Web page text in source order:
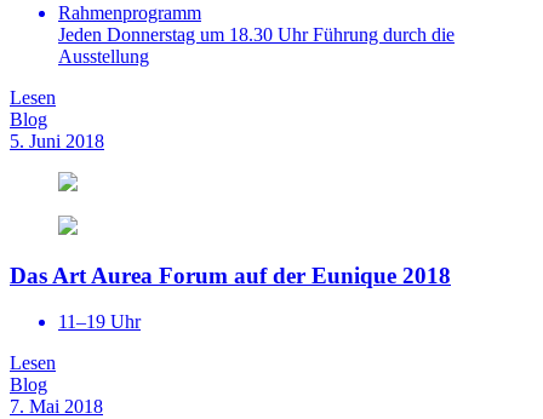
Rahmenprogramm
Jeden Donnerstag um 18.30 Uhr Führung durch die
Ausstellung
Lesen
Blog
5. Juni 2018
Das Art Aurea Forum auf der Eunique 2018
11–19 Uhr
Lesen
Blog
7. Mai 2018